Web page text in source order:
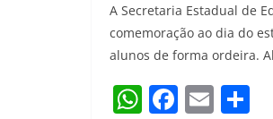
A Secretaria Estadual de
comemoração ao dia do
alunos de forma ordeira.
W F E